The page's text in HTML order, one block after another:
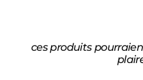
ces produits